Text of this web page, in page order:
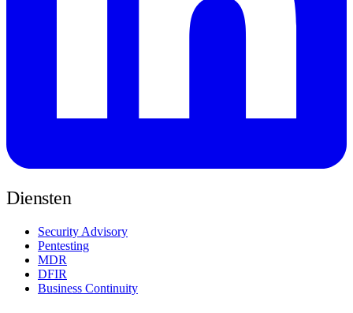
Diensten
Security Advisory
Pentesting
MDR
DFIR
Business Continuity